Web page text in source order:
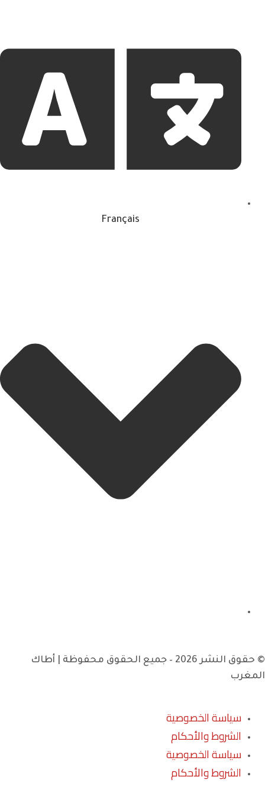
Français
© حقوق النشر 2026 – جميع الحقوق محفوظة | أطاك
المغرب
سياسة الخصوصية
الشروط والأحكام
سياسة الخصوصية
الشروط والأحكام